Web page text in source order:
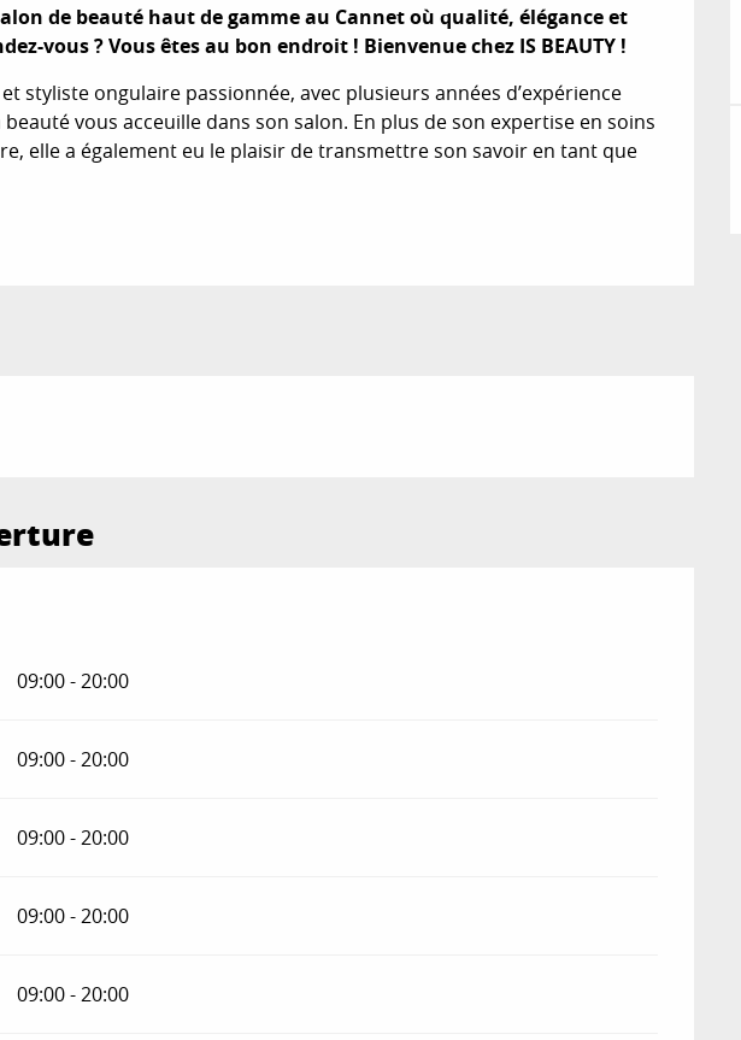
de beauté haut de gamme au Cannet où qualité, élégance et
vous ? Vous êtes au bon endroit ! Bienvenue chez IS BEAUTY !
styliste ongulaire passionnée, avec plusieurs années d’expérience
vous acceuille dans son salon. En plus de son expertise en soins
elle a également eu le plaisir de transmettre son savoir en tant que
09:00 - 20:00
09:00 - 20:00
09:00 - 20:00
09:00 - 20:00
09:00 - 20:00